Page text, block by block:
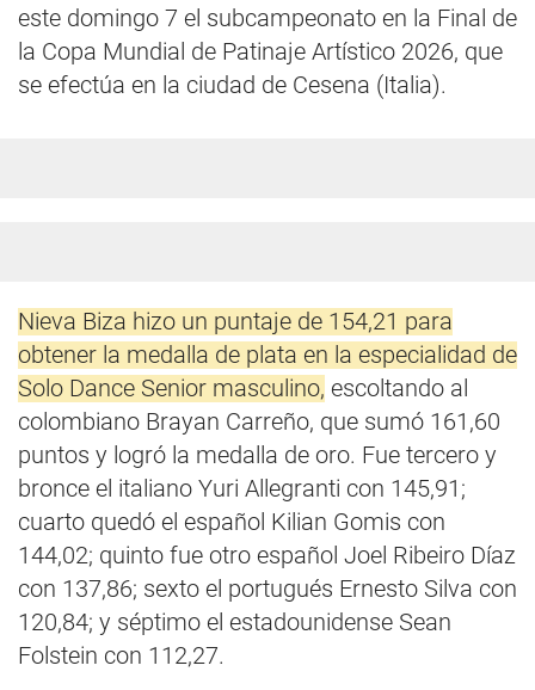
este domingo 7 el subcampeonato en la Final de
la Copa Mundial de Patinaje Artístico 2026, que
se efectúa en la ciudad de Cesena (Italia).
Nieva Biza hizo un puntaje de 154,21 para
obtener la medalla de plata en la especialidad de
Solo Dance Senior masculino, escoltando al
colombiano Brayan Carreño, que sumó 161,60
puntos y logró la medalla de oro. Fue tercero y
bronce el italiano Yuri Allegranti con 145,91;
cuarto quedó el español Kilian Gomis con
144,02; quinto fue otro español Joel Ribeiro Díaz
con 137,86; sexto el portugués Ernesto Silva con
120,84; y séptimo el estadounidense Sean
Folstein con 112,27.